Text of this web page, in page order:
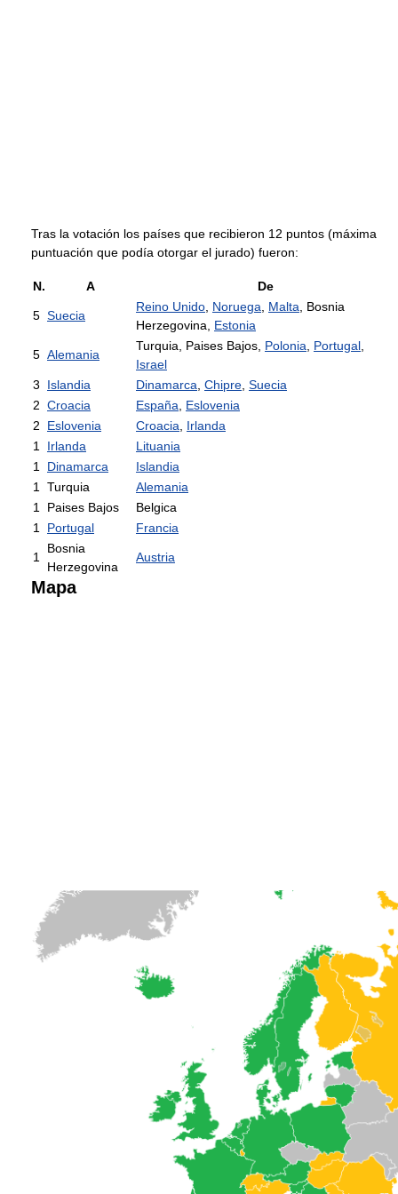
Tras la votación los países que recibieron 12 puntos (máxima
puntuación que podía otorgar el jurado) fueron:
N. A De
5 Suecia
Reino Unido Noruega Malta , Bosnia
Herzegovina, Estonia
5 Alemania
Turquia, Paises Bajos, Polonia Portugal
Israel
3
Islandia Dinamarca Chipre Suecia
2 Croacia España
Eslovenia
2
Eslovenia Croacia
Irlanda
1
Irlanda
Lituania
1
Dinamarca
Islandia
1
Turquia
Alemania
1
Paises Bajos
Belgica
1
Portugal Francia
1
Bosnia
Herzegovina
Austria
Mapa